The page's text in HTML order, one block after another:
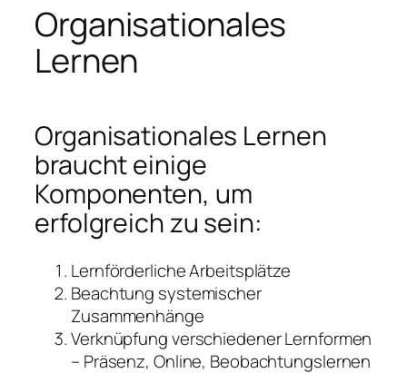
Organisationales
Lernen
Organisationales Lernen
braucht einige
Komponenten, um
erfolgreich zu sein:
Lernförderliche Arbeitsplätze
Beachtung systemischer
Zusammenhänge
Verknüpfung verschiedener Lernformen
– Präsenz, Online, Beobachtungslernen